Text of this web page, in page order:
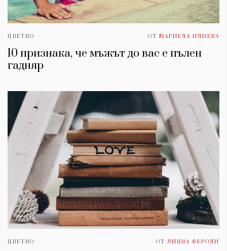
ЦВЕТНО ОТ МАРИЕЛА ИЛИЕВА
10 признака, че мъжът до вас е пълен
гадняр
ЦВЕТНО ОТ ЛИЯНА ФЕРОЛИ